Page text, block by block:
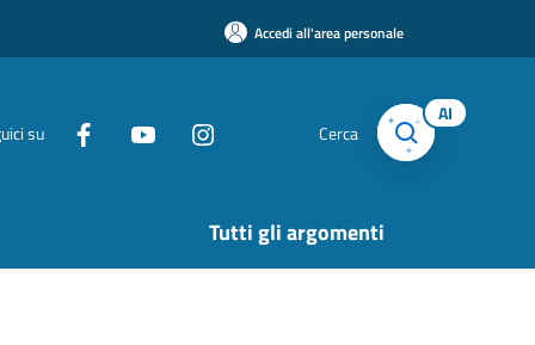
Accedi all'area personale
su Cerca
AI
Tutti gli argomenti